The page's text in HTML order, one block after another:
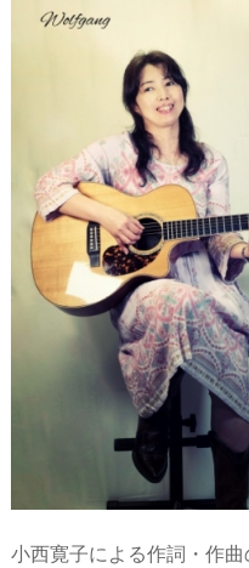
小西寛子による作詞・作